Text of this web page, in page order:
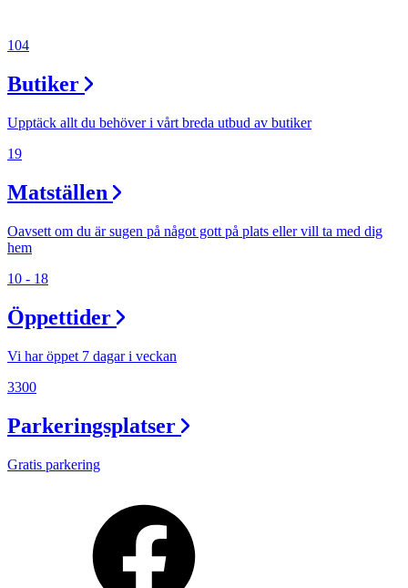
104
Butiker
Upptäck allt du behöver i vårt breda utbud av butiker
19
Matställen
Oavsett om du är sugen på något gott på plats eller vill ta med dig
hem
10 - 18
Öppettider
Vi har öppet 7 dagar i veckan
3300
Parkeringsplatser
Gratis parkering